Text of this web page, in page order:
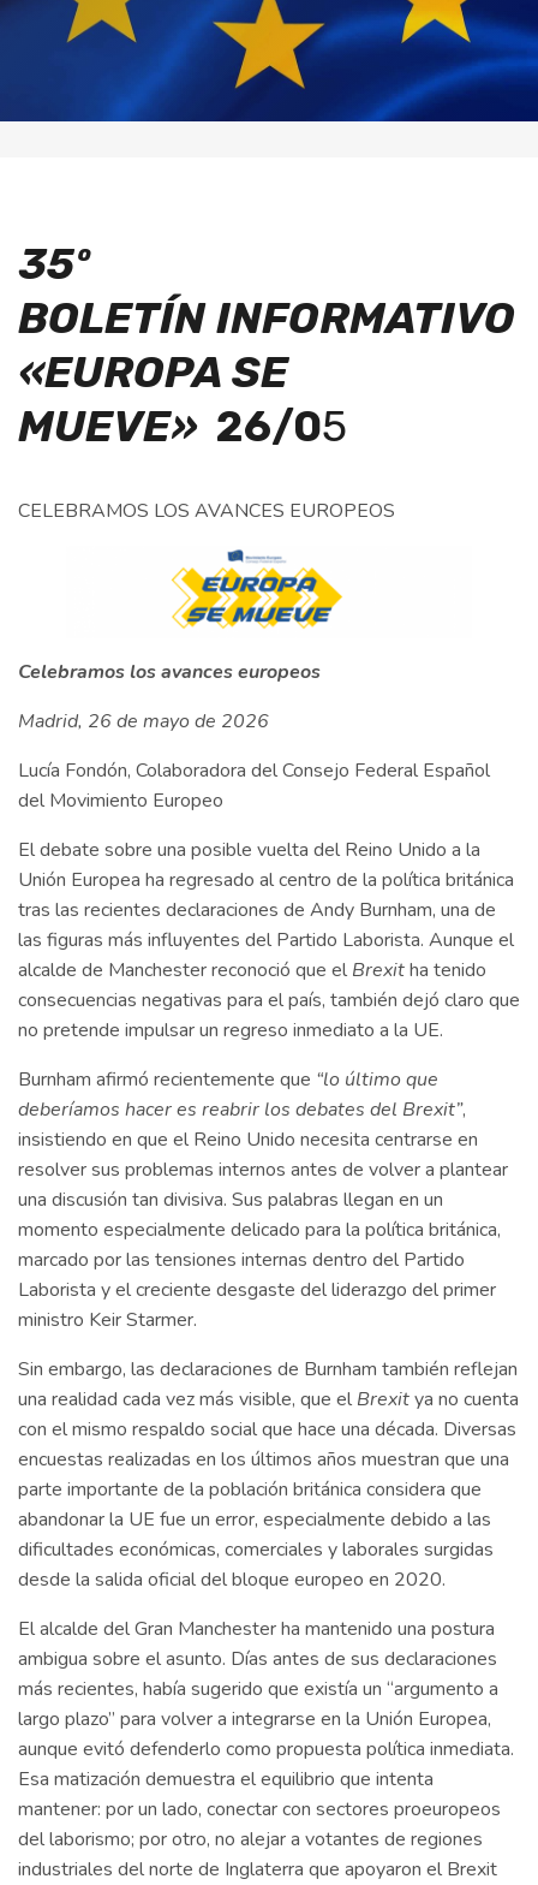
35º
BOLETÍN INFORMATIVO
«EUROPA SE
MUEVE» 26/05
CELEBRAMOS LOS AVANCES EUROPEOS
Celebramos los avances europeos
Madrid, 26 de mayo de 2026
Lucía Fondón, Colaboradora del Consejo Federal Español
del Movimiento Europeo
El debate sobre una posible vuelta del Reino Unido a la
Unión Europea ha regresado al centro de la política británica
tras las recientes declaraciones de Andy Burnham, una de
las figuras más influyentes del Partido Laborista. Aunque el
alcalde de Manchester reconoció que el Brexitha tenido
consecuencias negativas para el país, también dejó claro que
no pretende impulsar un regreso inmediato a la UE.
Burnham afirmó recientemente que “lo último que
deberíamos hacer es reabrir los debates del Brexit”,
insistiendo en que el Reino Unido necesita centrarse en
resolver sus problemas internos antes de volver a plantear
una discusión tan divisiva. Sus palabras llegan en un
momento especialmente delicado para la política británica,
marcado por las tensiones internas dentro del Partido
Laborista y el creciente desgaste del liderazgo del primer
ministro Keir Starmer.
Sin embargo, las declaraciones de Burnham también reflejan
una realidad cada vez más visible, que el Brexitya no cuenta
con el mismo respaldo social que hace una década. Diversas
encuestas realizadas en los últimos años muestran que una
parte importante de la población británica considera que
abandonar la UE fue un error, especialmente debido a las
dificultades económicas, comerciales y laborales surgidas
desde la salida oficial del bloque europeo en 2020.
El alcalde del Gran Manchester ha mantenido una postura
ambigua sobre el asunto. Días antes de sus declaraciones
más recientes, había sugerido que existía un “argumento a
largo plazo” para volver a integrarse en la Unión Europea,
aunque evitó defenderlo como propuesta política inmediata.
Esa matización demuestra el equilibrio que intenta
mantener: por un lado, conectar con sectores proeuropeos
del laborismo; por otro, no alejar a votantes de regiones
industriales del norte de Inglaterra que apoyaron el Brexit